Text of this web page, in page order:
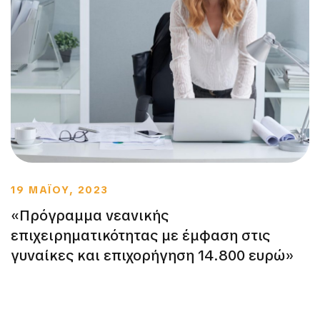
19 ΜΑΪΟΥ, 2023
«Πρόγραμμα νεανικής
επιχειρηματικότητας με έμφαση στις
γυναίκες και επιχορήγηση 14.800 ευρώ»